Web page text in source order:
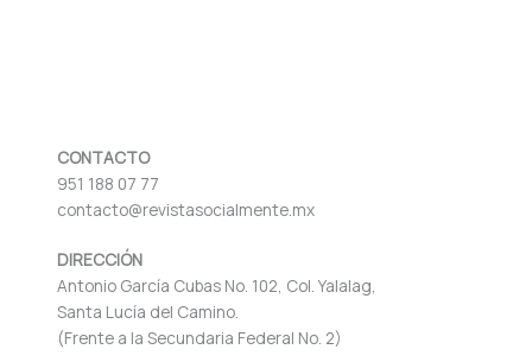
CONTACTO
951 188 07 77
contacto@revistasocialmente.mx
DIRECCIÓN
Antonio García Cubas No. 102, Col. Yalalag,
Santa Lucía del Camino.
(Frente a la Secundaria Federal No. 2)